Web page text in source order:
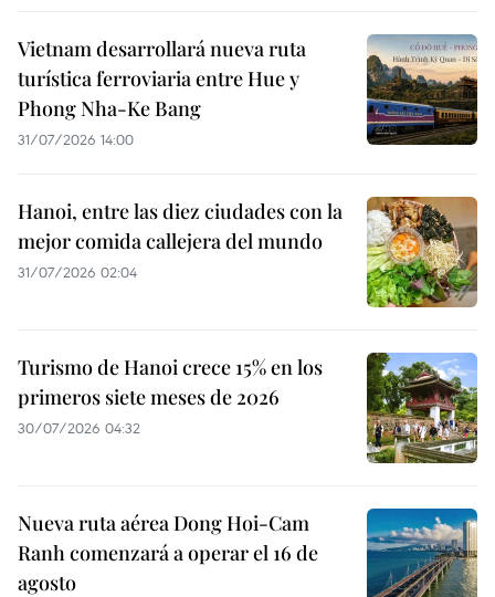
Vietnam desarrollará nueva ruta
turística ferroviaria entre Hue y
Phong Nha-Ke Bang
31/07/2026 14:00
Hanoi, entre las diez ciudades con la
mejor comida callejera del mundo
31/07/2026 02:04
Turismo de Hanoi crece 15% en los
primeros siete meses de 2026
30/07/2026 04:32
Nueva ruta aérea Dong Hoi-Cam
Ranh comenzará a operar el 16 de
agosto